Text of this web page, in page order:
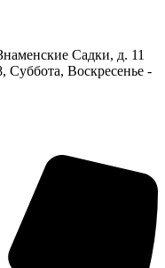
Садки, д. 11
Суббота, Воскресенье -